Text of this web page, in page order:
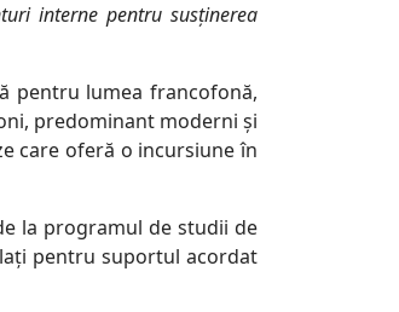
interne pentru susținerea
pentru lumea francofonă,
predominant moderni și
care oferă o incursiune în
la programul de studii de
pentru suportul acordat